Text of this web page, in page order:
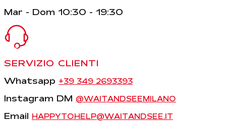
Mar - Dom 10:30 - 19:30
SERVIZIO CLIENTI
Whatsapp +39 349 2693393
Instagram DM @WAITANDSEEMILANO
Email HAPPYTOHELP@WAITANDSEE.IT